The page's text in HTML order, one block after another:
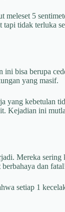
meleset 5
tapi tidak terluka
bisa berupa
yang masif.
yang kebetulan
Kejadian ini
Mereka sering
dan
setiap 1